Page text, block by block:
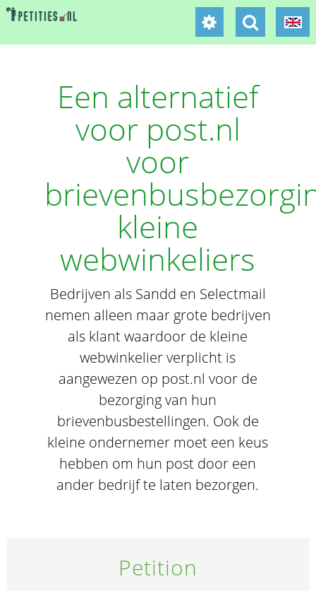
Een alternatief
voor post.nl
voor
kleine
webwinkeliers
Bedrijven als Sandd en Selectmail
nemen alleen maar grote bedrijven
als klant waardoor de kleine
webwinkelier verplicht is
aangewezen op post.nl voor de
bezorging van hun
brievenbusbestellingen. Ook de
kleine ondernemer moet een keus
hebben om hun post door een
ander bedrijf te laten bezorgen.
Petition